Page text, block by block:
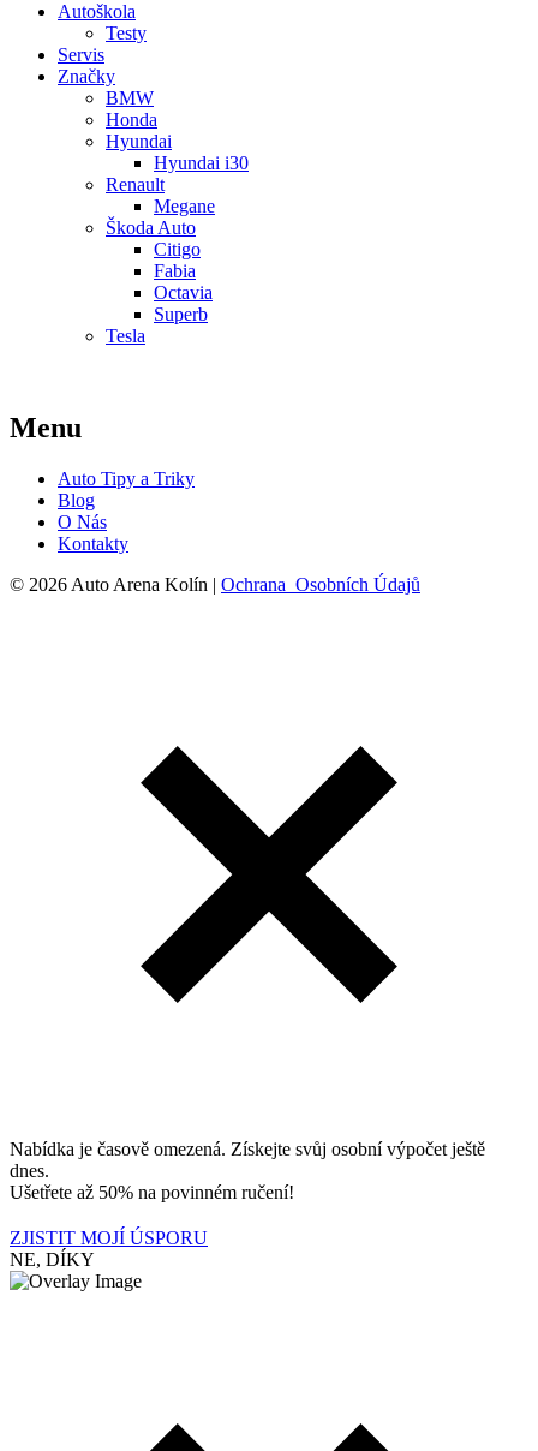
Autoškola
Testy
Servis
Značky
BMW
Honda
Hyundai
Hyundai i30
Renault
Megane
Škoda Auto
Citigo
Fabia
Octavia
Superb
Tesla
Menu
Auto Tipy a Triky
Blog
O Nás
Kontakty
© 2026 Auto Arena Kolín | Ochrana Osobních Údajů
Nabídka je časově omezená. Získejte svůj osobní výpočet ještě
dnes.
Ušetřete až 50% na povinném ručení!
ZJISTIT MOJÍ ÚSPORU
NE, DÍKY